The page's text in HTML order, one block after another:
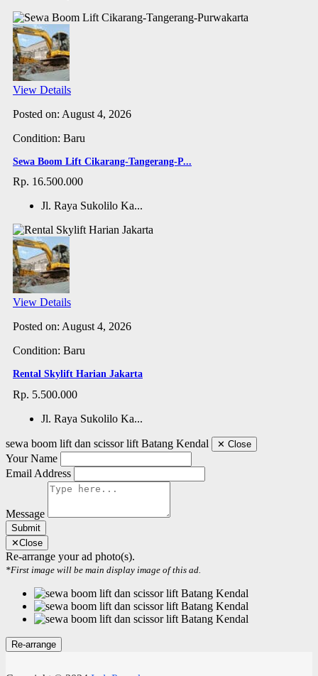
View Details
Posted on: August 4, 2026
Condition: Baru
Sewa Boom Lift Cikarang-Tangerang-P...
Rp. 16.500.000
Jl. Raya Sukolilo Ka...
View Details
Posted on: August 4, 2026
Condition: Baru
Rental Skylift Harian Jakarta
Rp. 5.500.000
Jl. Raya Sukolilo Ka...
sewa boom lift dan scissor lift Batang Kendal ✕ Close
Your Name
Email Address
Message
Submit
✕Close
Re-arrange your ad photo(s).
*First image will be main display image of this ad.